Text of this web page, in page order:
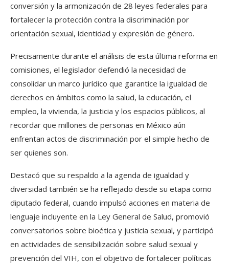
conversión y la armonización de 28 leyes federales para
fortalecer la protección contra la discriminación por
orientación sexual, identidad y expresión de género.
Precisamente durante el análisis de esta última reforma en
comisiones, el legislador defendió la necesidad de
consolidar un marco jurídico que garantice la igualdad de
derechos en ámbitos como la salud, la educación, el
empleo, la vivienda, la justicia y los espacios públicos, al
recordar que millones de personas en México aún
enfrentan actos de discriminación por el simple hecho de
ser quienes son.
Destacó que su respaldo a la agenda de igualdad y
diversidad también se ha reflejado desde su etapa como
diputado federal, cuando impulsó acciones en materia de
lenguaje incluyente en la Ley General de Salud, promovió
conversatorios sobre bioética y justicia sexual, y participó
en actividades de sensibilización sobre salud sexual y
prevención del VIH, con el objetivo de fortalecer políticas